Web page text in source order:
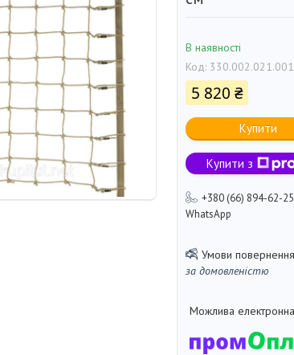
В наявності
Код: 330.002.021.001
5 820 ₴
Купити
Купити з
+380 (66) 894-62-25
WhatsApp
за домовленістю